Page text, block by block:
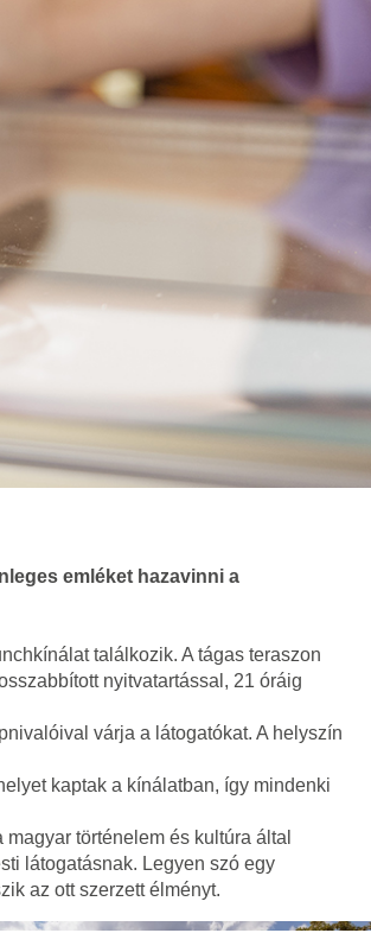
emléket hazavinni a
találkozik. A tágas teraszon
nyitvatartással, 21 óráig
várja a látogatókat. A helyszín
kaptak a kínálatban, így mindenki
történelem és kultúra által
látogatásnak. Legyen szó egy
az ott szerzett élményt.